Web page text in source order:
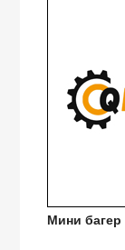
Мини багер